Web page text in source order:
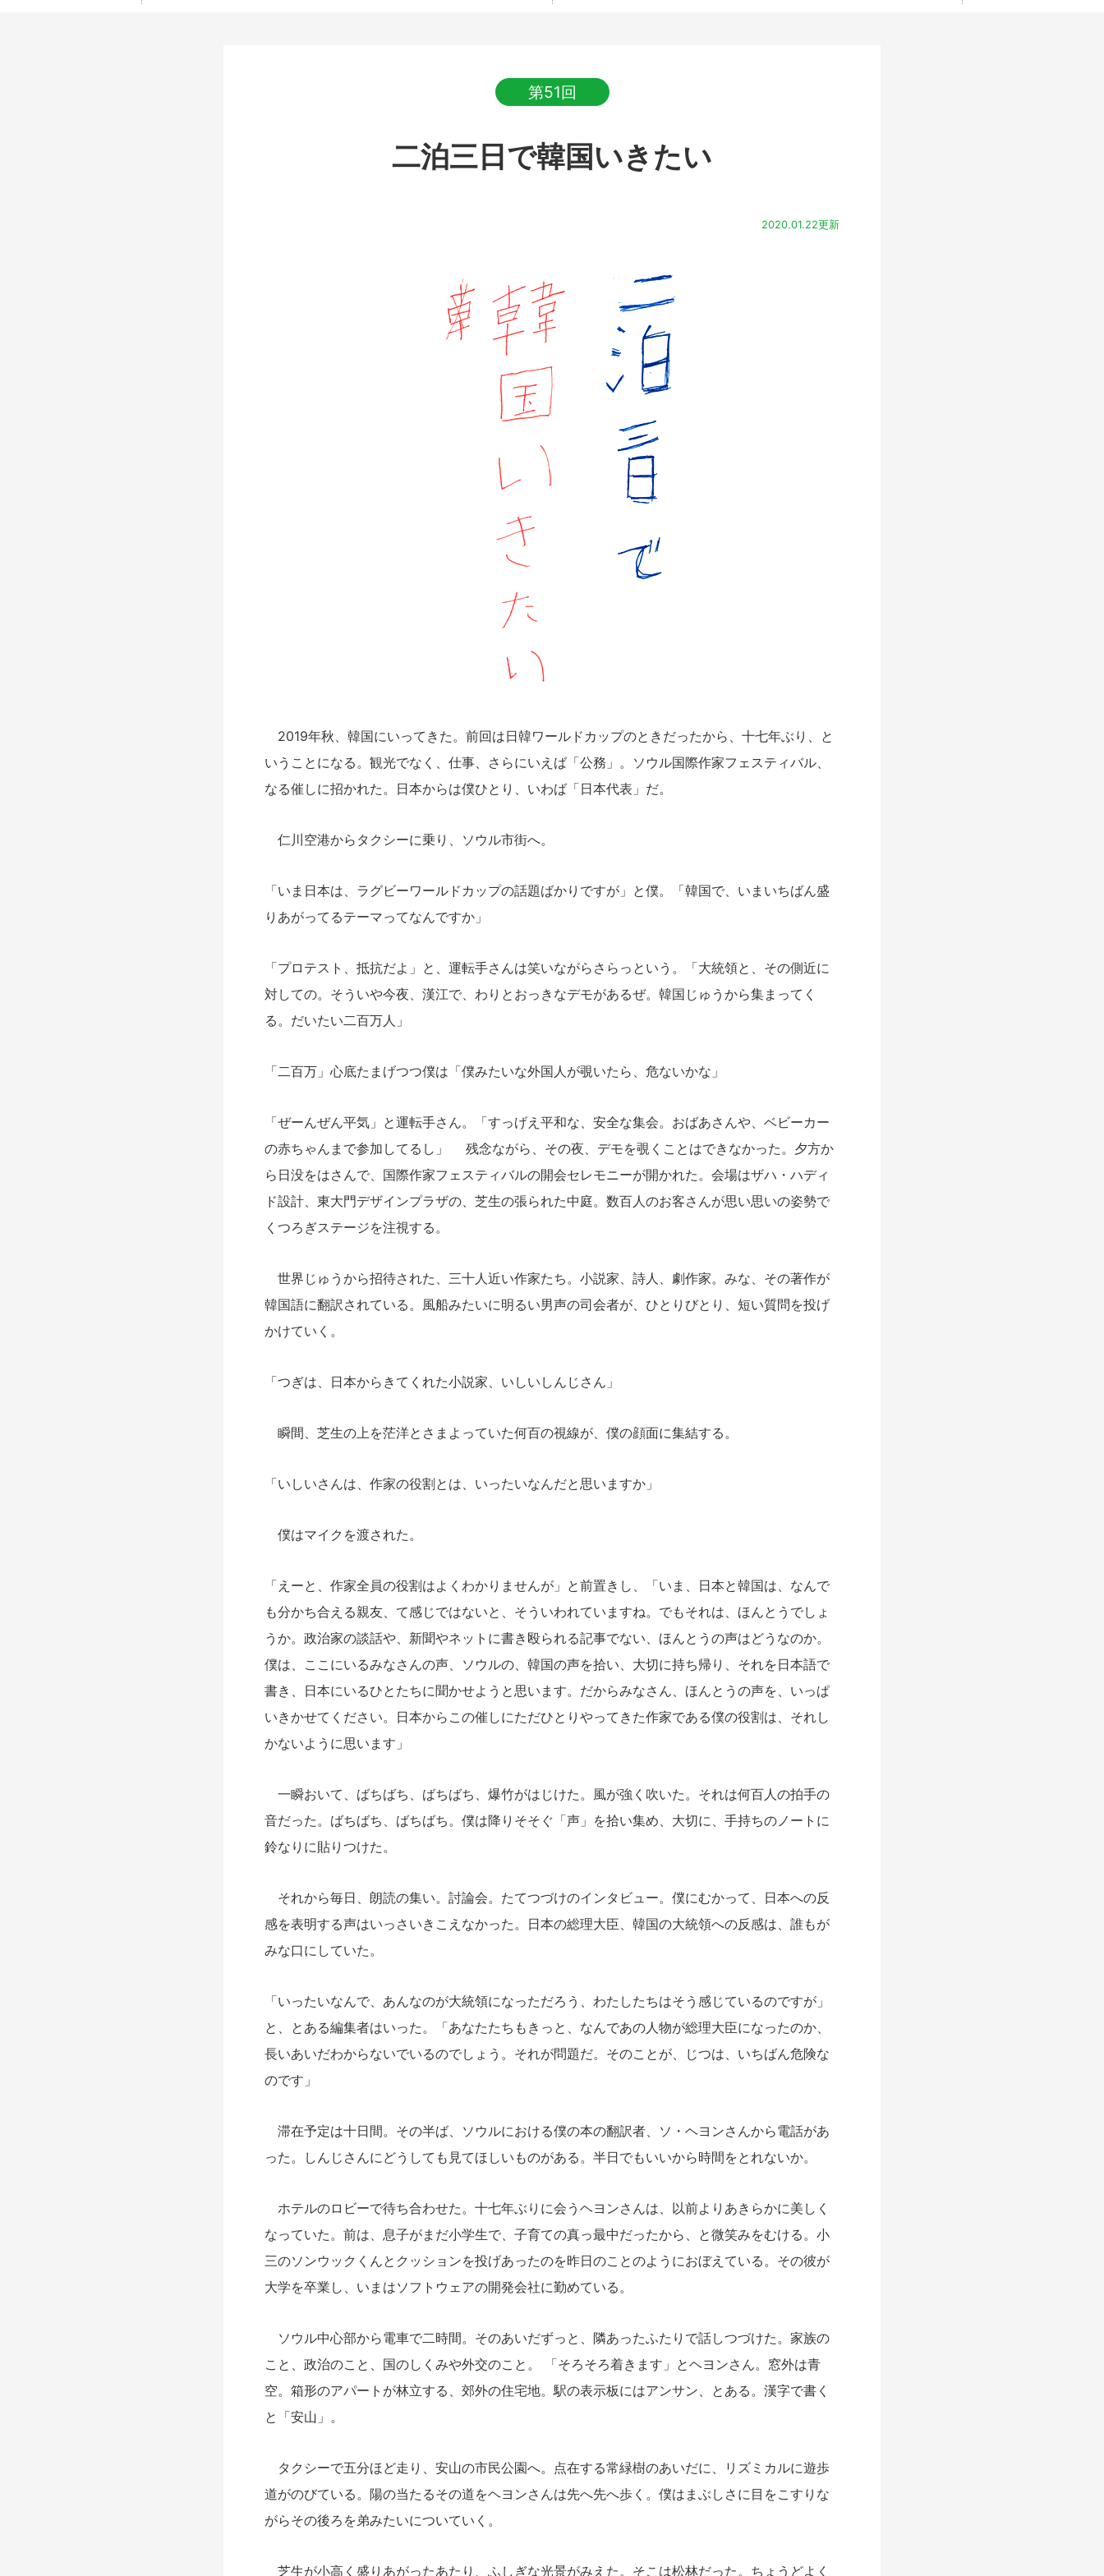
第51回
二泊三日で韓国いきたい
2020.01.22更新
2019年秋、韓国にいってきた。前回は日韓ワールドカップのときだったから、十七年ぶり、と
いうことになる。観光でなく、仕事、さらにいえば「公務」。ソウル国際作家フェスティバル、
なる催しに招かれた。日本からは僕ひとり、いわば「日本代表」だ。
仁川空港からタクシーに乗り、ソウル市街へ。
「いま日本は、ラグビーワールドカップの話題ばかりですが」と僕。「韓国で、いまいちばん盛
りあがってるテーマってなんですか」
「プロテスト、抵抗だよ」と、運転手さんは笑いながらさらっという。「大統領と、その側近に
対しての。そういや今夜、漢江で、わりとおっきなデモがあるぜ。韓国じゅうから集まってく
る。だいたい二百万人」
「二百万」心底たまげつつ僕は「僕みたいな外国人が覗いたら、危ないかな」
「ぜーんぜん平気」と運転手さん。「すっげえ平和な、安全な集会。おばあさんや、ベビーカー
の赤ちゃんまで参加してるし」 残念ながら、その夜、デモを覗くことはできなかった。夕方か
ら日没をはさんで、国際作家フェスティバルの開会セレモニーが開かれた。会場はザハ・ハディ
ド設計、東大門デザインプラザの、芝生の張られた中庭。数百人のお客さんが思い思いの姿勢で
くつろぎステージを注視する。
世界じゅうから招待された、三十人近い作家たち。小説家、詩人、劇作家。みな、その著作が
韓国語に翻訳されている。風船みたいに明るい男声の司会者が、ひとりびとり、短い質問を投げ
かけていく。
「つぎは、日本からきてくれた小説家、いしいしんじさん」
瞬間、芝生の上を茫洋とさまよっていた何百の視線が、僕の顔面に集結する。
「いしいさんは、作家の役割とは、いったいなんだと思いますか」
僕はマイクを渡された。
「えーと、作家全員の役割はよくわかりませんが」と前置きし、「いま、日本と韓国は、なんで
も分かち合える親友、て感じではないと、そういわれていますね。でもそれは、ほんとうでしょ
うか。政治家の談話や、新聞やネットに書き殴られる記事でない、ほんとうの声はどうなのか。
僕は、ここにいるみなさんの声、ソウルの、韓国の声を拾い、大切に持ち帰り、それを日本語で
書き、日本にいるひとたちに聞かせようと思います。だからみなさん、ほんとうの声を、いっぱ
いきかせてください。日本からこの催しにただひとりやってきた作家である僕の役割は、それし
かないように思います」
一瞬おいて、ばちばち、ばちばち、爆竹がはじけた。風が強く吹いた。それは何百人の拍手の
音だった。ばちばち、ばちばち。僕は降りそそぐ「声」を拾い集め、大切に、手持ちのノートに
鈴なりに貼りつけた。
それから毎日、朗読の集い。討論会。たてつづけのインタビュー。僕にむかって、日本への反
感を表明する声はいっさいきこえなかった。日本の総理大臣、韓国の大統領への反感は、誰もが
みな口にしていた。
「いったいなんで、あんなのが大統領になっただろう、わたしたちはそう感じているのですが」
と、とある編集者はいった。「あなたたちもきっと、なんであの人物が総理大臣になったのか、
長いあいだわからないでいるのでしょう。それが問題だ。そのことが、じつは、いちばん危険な
のです」
滞在予定は十日間。その半ば、ソウルにおける僕の本の翻訳者、ソ・ヘヨンさんから電話があ
った。しんじさんにどうしても見てほしいものがある。半日でもいいから時間をとれないか。
ホテルのロビーで待ち合わせた。十七年ぶりに会うヘヨンさんは、以前よりあきらかに美しく
なっていた。前は、息子がまだ小学生で、子育ての真っ最中だったから、と微笑みをむける。小
三のソンウックくんとクッションを投げあったのを昨日のことのようにおぼえている。その彼が
大学を卒業し、いまはソフトウェアの開発会社に勤めている。
ソウル中心部から電車で二時間。そのあいだずっと、隣あったふたりで話しつづけた。家族の
こと、政治のこと、国のしくみや外交のこと。 「そろそろ着きます」とヘヨンさん。窓外は青
空。箱形のアパートが林立する、郊外の住宅地。駅の表示板にはアンサン、とある。漢字で書く
と「安山」。
タクシーで五分ほど走り、安山の市民公園へ。点在する常緑樹のあいだに、リズミカルに遊歩
道がのびている。陽の当たるその道をヘヨンさんは先へ先へ歩く。僕はまぶしさに目をこすりな
がらその後ろを弟みたいについていく。
芝生が小高く盛りあがったあたり、ふしぎな光景がみえた。そこは松林だった。ちょうどよく